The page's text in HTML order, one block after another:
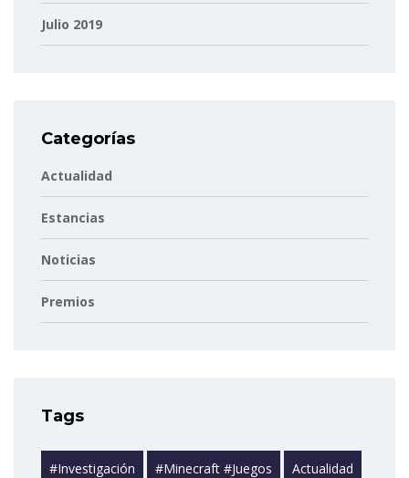
Julio 2019
Categorías
Actualidad
Estancias
Noticias
Premios
Tags
#investigación #minecraft #juegos Actualidad